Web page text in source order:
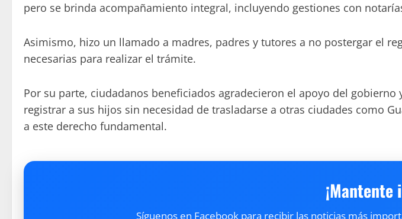
pero se brinda acompañamiento integral, incluyendo gestiones con
Asimismo, hizo un llamado a madres, padres y tutores a no postergar el
necesarias para realizar el trámite.
Por su parte, ciudadanos beneficiados agradecieron el apoyo del
registrar a sus hijos sin necesidad de trasladarse a otras ciudades como
a este derecho fundamental.
Síguenos en Facebook para recibir las noticias más